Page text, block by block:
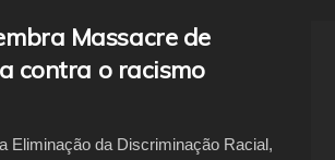
mMassacre de
contra o racismo
Eliminação da Discriminação Racial,